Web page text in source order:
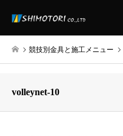
競技別金具と施工メニュー
volleynet-10